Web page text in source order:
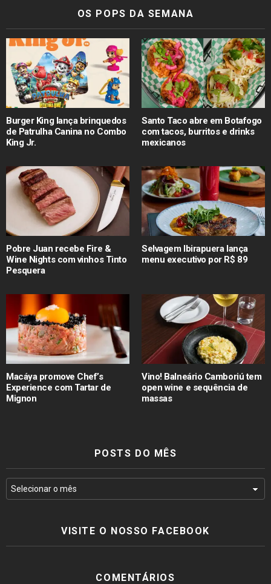
OS POPS DA SEMANA
Burger King lança brinquedos
de Patrulha Canina no Combo
King Jr.
Santo Taco abre em Botafogo
com tacos, burritos e drinks
mexicanos
Pobre Juan recebe Fire &
Wine Nights com vinhos Tinto
Pesquera
Selvagem Ibirapuera lança
menu executivo por R$ 89
Macáya promove Chef’s
Experience com Tartar de
Mignon
Vino! Balneário Camboriú tem
open wine e sequência de
massas
POSTS DO MÊS
VISITE O NOSSO FACEBOOK
COMENTÁRIOS